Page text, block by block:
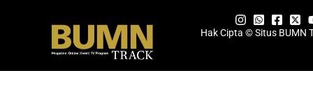
Hak Cipta © Situs BUMN